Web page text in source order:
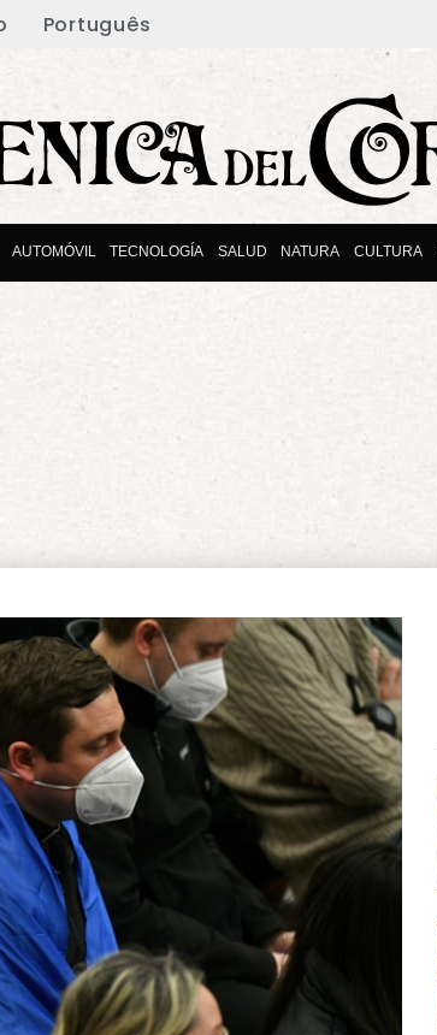
Português
AUTOMÓVIL TECNOLOGÍA SALUD NATURA CULTURA